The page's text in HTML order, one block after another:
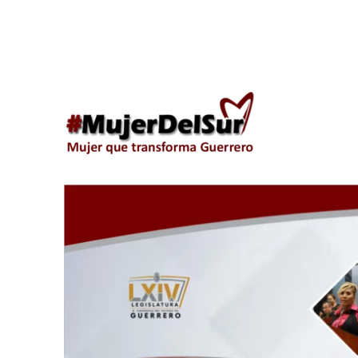
Araceli Ocampo